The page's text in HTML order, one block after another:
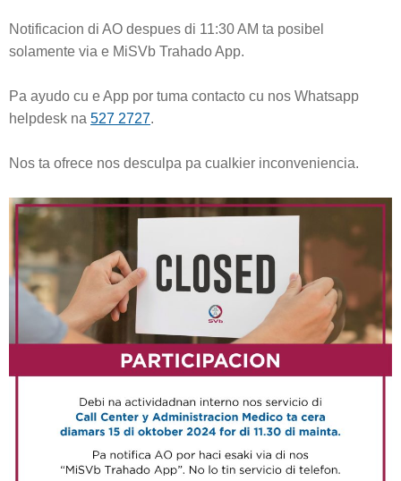
Notificacion di AO despues di 11:30 AM ta posibel
solamente via e MiSVb Trahado App.
Pa ayudo cu e App por tuma contacto cu nos Whatsapp
helpdesk na 527 2727.
Nos ta ofrece nos desculpa pa cualkier inconveniencia.